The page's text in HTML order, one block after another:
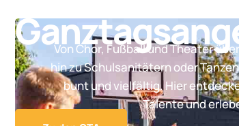
Von Chor, Fußball und Theater
hin zu Schulsanitätern oder
bunt und vielfältig. Hier
Talente und